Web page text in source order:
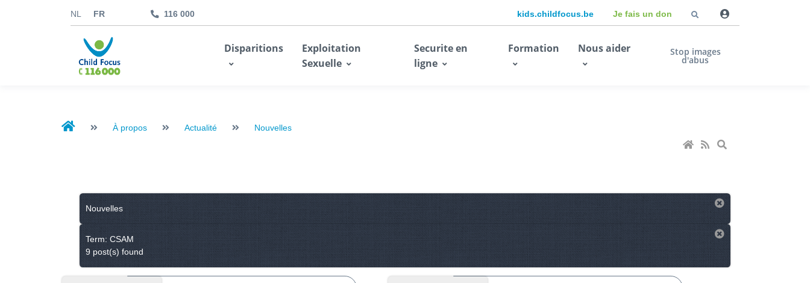
NL FR 116 000 kids.childfocus.be Je fais un don
Disparitions
Exploitation
Sexuelle
Securite en
ligne
Formation Nous aider Stop images
d'abus
À propos Actualité Nouvelles
Nouvelles
Term: CSAM
9 post(s) found